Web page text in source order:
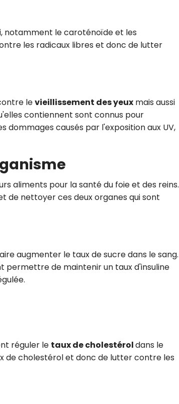
, notamment le caroténoïde et les
les radicaux libres et donc de lutter
levieillissement des yeux mais aussi
contiennent sont connus pour
causés par l'exposition aux UV,
aliments pour la santé du foie et des reins.
de nettoyer ces deux organes qui sont
augmenter le taux de sucre dans le sang.
permettre de maintenir un taux d'insuline
réguler le taux de cholestéroldans le
de cholestérol et donc de lutter contre les